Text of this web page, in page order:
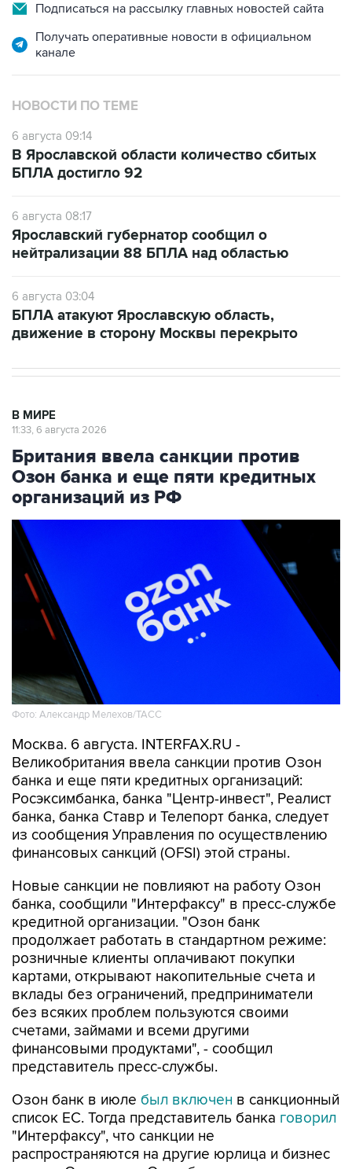
Подписаться на рассылку главных новостей сайта
Получать оперативные новости в официальном
канале
НОВОСТИ ПО ТЕМЕ
6 августа 09:14
В Ярославской области количество сбитых
БПЛА достигло 92
6 августа 08:17
Ярославский губернатор сообщил о
нейтрализации 88 БПЛА над областью
6 августа 03:04
БПЛА атакуют Ярославскую область,
движение в сторону Москвы перекрыто
В МИРЕ
11:33, 6 августа 2026
Британия ввела санкции против
Озон банка и еще пяти кредитных
организаций из РФ
Фото: Александр Мелехов/ТАСС
Москва. 6 августа. INTERFAX.RU -
Великобритания ввела санкции против Озон
банка и еще пяти кредитных организаций:
Росэксимбанка, банка "Центр-инвест", Реалист
банка, банка Ставр и Телепорт банка, следует
из сообщения Управления по осуществлению
финансовых санкций (OFSI) этой страны.
Новые санкции не повлияют на работу Озон
банка, сообщили "Интерфаксу" в пресс-службе
кредитной организации. "Озон банк
продолжает работать в стандартном режиме:
розничные клиенты оплачивают покупки
картами, открывают накопительные счета и
вклады без ограничений, предприниматели
без всяких проблем пользуются своими
счетами, займами и всеми другими
финансовыми продуктами", - сообщил
представитель пресс-службы.
Озон банк в июле был включен в санкционный
список ЕС. Тогда представитель банка говорил
"Интерфаксу", что санкции не
распространяются на другие юрлица и бизнес